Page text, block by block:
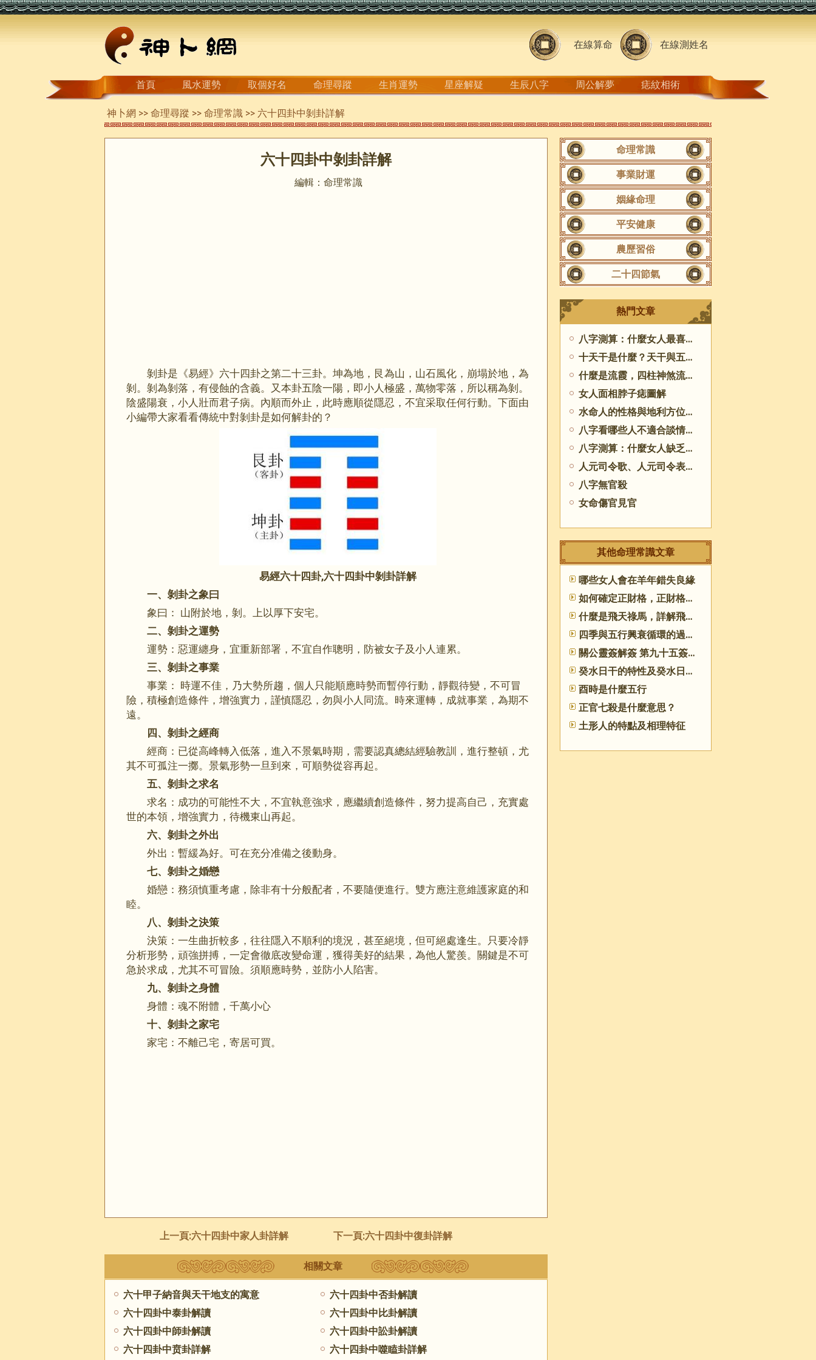
在線算命 在線測姓名
首頁 風水運勢 取個好名 命理尋蹤 生肖運勢 星座解疑 生辰八字 周公解夢 痣紋相術
神卜網 >> 命理尋蹤 >> 命理常識 >> 六十四卦中剝卦詳解
六十四卦中剝卦詳解
編輯：命理常識
剝卦是《易經》六十四卦之第二十三卦。坤為地，艮為山，山石風化，崩塌於地，為
剝。剝為剝落，有侵蝕的含義。又本卦五陰一陽，即小人極盛，萬物零落，所以稱為剝。
陰盛陽衰，小人壯而君子病。內順而外止，此時應順從隱忍，不宜采取任何行動。下面由
小編帶大家看看傳統中對剝卦是如何解卦的？
易經六十四卦,六十四卦中剝卦詳解
一、剝卦之象曰
象曰： 山附於地，剝。上以厚下安宅。
二、剝卦之運勢
運勢：惡運纏身，宜重新部署，不宜自作聰明，防被女子及小人連累。
三、剝卦之事業
事業： 時運不佳，乃大勢所趨，個人只能順應時勢而暫停行動，靜觀待變，不可冒
險，積極創造條件，增強實力，謹慎隱忍，勿與小人同流。時來運轉，成就事業，為期不
遠。
四、剝卦之經商
經商：已從高峰轉入低落，進入不景氣時期，需要認真總結經驗教訓，進行整頓，尤
其不可孤注一擲。景氣形勢一旦到來，可順勢從容再起。
五、剝卦之求名
求名：成功的可能性不大，不宜執意強求，應繼續創造條件，努力提高自己，充實處
世的本領，增強實力，待機東山再起。
六、剝卦之外出
外出：暫緩為好。可在充分准備之後動身。
七、剝卦之婚戀
婚戀：務須慎重考慮，除非有十分般配者，不要隨便進行。雙方應注意維護家庭的和
睦。
八、剝卦之決策
決策：一生曲折較多，往往隱入不順利的境況，甚至絕境，但可絕處逢生。只要冷靜
分析形勢，頑強拼搏，一定會徹底改變命運，獲得美好的結果，為他人驚羨。關鍵是不可
急於求成，尤其不可冒險。須順應時勢，並防小人陷害。
九、剝卦之身體
身體：魂不附體，千萬小心
十、剝卦之家宅
家宅：不離己宅，寄居可買。
上一頁:六十四卦中家人卦詳解 下一頁:六十四卦中復卦詳解
相關文章
六十甲子納音與天干地支的寓意
六十四卦中否卦解讀
六十四卦中泰卦解讀
六十四卦中比卦解讀
六十四卦中師卦解讀
六十四卦中訟卦解讀
六十四卦中贲卦詳解
六十四卦中噬瞌卦詳解
命理常識
事業財運
姻緣命理
平安健康
農歷習俗
二十四節氣
熱門文章
八字測算：什麼女人最喜歡大叔
十天干是什麼？天干與五行之間的關系
什麼是流霞，四柱神煞流霞之寓意
女人面相脖子痣圖解
水命人的性格與地利方位的選擇
八字看哪些人不適合談情說愛
八字測算：什麼女人缺乏自制力
人元司令歌、人元司令表、月令人元司令秘決
八字無官殺
女命傷官見官
其他命理常識文章
哪些女人會在羊年錯失良緣
如何確定正財格，正財格如何取喜用神
什麼是飛天祿馬，詳解飛天祿馬格
四季與五行興衰循環的過程是怎樣的
關公靈簽解簽 第九十五簽 癸戊 中吉
癸水日干的特性及癸水日主的命理喜忌
酉時是什麼五行
正官七殺是什麼意思？
土形人的特點及相理特征